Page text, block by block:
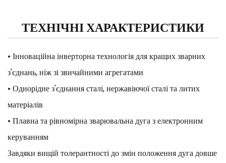
ТЕХНІЧНІ ХАРАКТЕРИСТИКИ
• Інноваційна інверторна технологія для кращих зварних
з'єднань, ніж зі звичайними агрегатами
• Однорідне з'єднання сталі, нержавіючої сталі та литих
матеріалів
• Плавна та рівномірна зварювальна дуга з електронним
керуванням
Завдяки вищій толерантності до змін положення дуга довше